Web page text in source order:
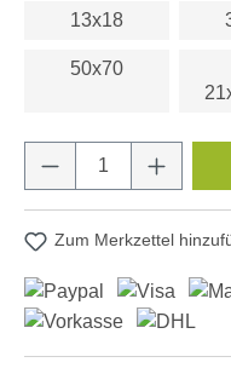
13x18
50x70
Produkt Anzahl:
Zum Merkzettel